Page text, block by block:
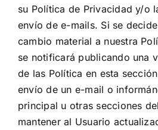
su Política de Privacidad y/o
envío de e-mails. Si se
cambio material a nuestra
se notificará publicando una
de las Política en esta
envío de un e-mail o
principal u otras secciones
mantener al Usuario